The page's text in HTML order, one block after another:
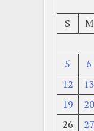
S
M
5
6
12
13
19
20
26
27